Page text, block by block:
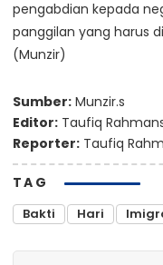
pengabdian kepada
panggilan yang harus
(Munzir)
Sumber: Munzir.s
Editor: Taufiq
Reporter: Taufiq
TAG
Bakti Hari